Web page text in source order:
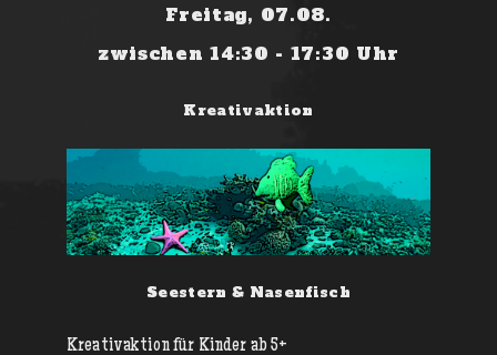
Freitag, 07.08.
zwischen 14:30 - 17:30 Uhr
Kreativaktion
Seestern & Nasenfisch
Kreativaktion für Kinder ab 5+